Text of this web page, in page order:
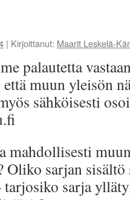
| Kirjoittanut: Maarit Leskelä-
palautetta
muun yleisön
sähköisesti
mahdollisesti
Oliko sarjan sisältö
tarjosiko sarja